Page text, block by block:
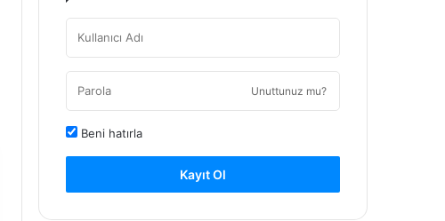
Unuttunuz mu?
Beni hatırla
Kayıt Ol